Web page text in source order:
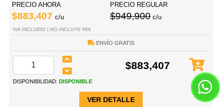
PRECIO AHORA
$883,407 c/u
PRECIO REGULAR
$949,900 c/u
IVA INCLUIDO | NO INCLUYE RIN
ENVÍO GRATIS
$883,407
DISPONIBILIDAD: DISPONIBLE
VER DETALLE